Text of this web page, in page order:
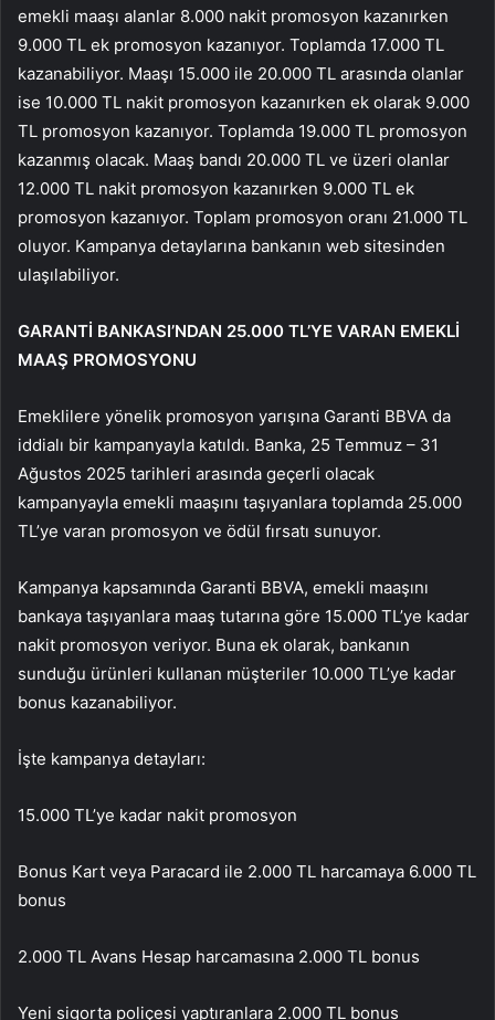
emekli maaşı alanlar 8.000 nakit promosyon kazanırken
9.000 TL ek promosyon kazanıyor. Toplamda 17.000 TL
kazanabiliyor. Maaşı 15.000 ile 20.000 TL arasında olanlar
ise 10.000 TL nakit promosyon kazanırken ek olarak 9.000
TL promosyon kazanıyor. Toplamda 19.000 TL promosyon
kazanmış olacak. Maaş bandı 20.000 TL ve üzeri olanlar
12.000 TL nakit promosyon kazanırken 9.000 TL ek
promosyon kazanıyor. Toplam promosyon oranı 21.000 TL
oluyor. Kampanya detaylarına bankanın web sitesinden
ulaşılabiliyor.
GARANTİ BANKASI’NDAN 25.000 TL’YE VARAN EMEKLİ
MAAŞ PROMOSYONU
Emeklilere yönelik promosyon yarışına Garanti BBVA da
iddialı bir kampanyayla katıldı. Banka, 25 Temmuz – 31
Ağustos 2025 tarihleri arasında geçerli olacak
kampanyayla emekli maaşını taşıyanlara toplamda 25.000
TL’ye varan promosyon ve ödül fırsatı sunuyor.
Kampanya kapsamında Garanti BBVA, emekli maaşını
bankaya taşıyanlara maaş tutarına göre 15.000 TL’ye kadar
nakit promosyon veriyor. Buna ek olarak, bankanın
sunduğu ürünleri kullanan müşteriler 10.000 TL’ye kadar
bonus kazanabiliyor.
İşte kampanya detayları:
15.000 TL’ye kadar nakit promosyon
Bonus Kart veya Paracard ile 2.000 TL harcamaya 6.000 TL
bonus
2.000 TL Avans Hesap harcamasına 2.000 TL bonus
Yeni sigorta poliçesi yaptıranlara 2.000 TL bonus